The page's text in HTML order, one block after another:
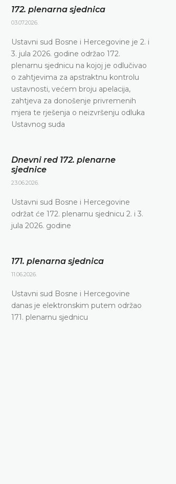
172. plenarna sjednica
03.07.2026.
Ustavni sud Bosne i Hercegovine je 2. i
3. jula 2026. godine održao 172.
plenarnu sjednicu na kojoj je odlučivao
o zahtjevima za apstraktnu kontrolu
ustavnosti, većem broju apelacija,
zahtjeva za donošenje privremenih
mjera te rješenja o neizvršenju odluka
Ustavnog suda
Dnevni red 172. plenarne
sjednice
23.06.2026.
Ustavni sud Bosne i Hercegovine
održat će 172. plenarnu sjednicu 2. i 3.
jula 2026. godine
171. plenarna sjednica
11.06.2026.
Ustavni sud Bosne i Hercegovine
danas je elektronskim putem održao
171. plenarnu sjednicu